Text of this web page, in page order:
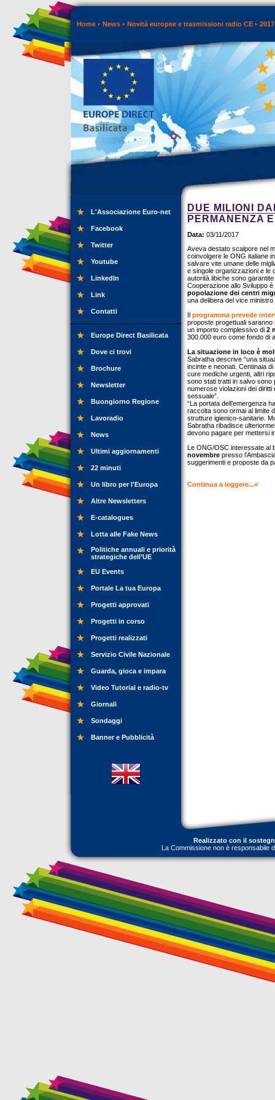
Home News Novità europee e trasmissioni radio CE 2017
L'Associazione Euro-net
Facebook
Twitter
Youtube
LinkedIn
Link
Contatti
Europe Direct Basilicata
Dove ci trovi
Brochure
Newsletter
Buongiorno Regione
Lavoradio
News
Ultimi aggiornamenti
22 minuti
Un libro per l'Europa
Altre Newsletters
E-catalogues
Lotta alle Fake News
Politiche annuali e priorità
strategiche dell’UE
EU Events
Portale La tua Europa
Progetti approvati
Progetti in corso
Progetti realizzati
Servizio Civile Nazionale
Guarda, gioca e impara
Video Tutorial e radio-tv
Giornali
Sondaggi
Banner e Pubblicità
DUE MILIONI
PERMANENZA
Data: 03/11/2017
Aveva destato scalpore nel
coinvolgere le ONG italiane
salvare vite umane delle
e singole organizzazioni e le
autorità libiche sono
Cooperazione allo Sviluppo
popolazione dei centri
una delibera del vice
Il programma prevede
proposte progettuali
un importo complessivo di 2
300.000 euro come fondo di
La situazione in loco è
Sabratha descrive “una
incinte e neonati. Centinaia
cure mediche urgenti, altri
sono stati tratti in salvo sono
numerose violazioni dei
sessuale”.
“La portata dell’emergenza
raccolta sono ormai al limite
strutture igienico-sanitarie.
Sabratha ribadisce
devono pagare per mettersi
Le ONG/OSC interessate al
novembre presso
suggerimenti e proposte da
Continua a leggere...»
Realizzato con il
La Commissione non è responsabile